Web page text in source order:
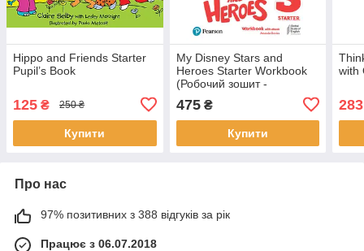
Hippo and Friends Starter
Pupil’s Book
125 ₴ 250 ₴
Купити
My Disney Stars and
Heroes Starter Workbook
(Робочий зошит -
475₴
Купити
with
Про нас
97% позитивних з 388 відгуків за рік
Працює з 06.07.2018